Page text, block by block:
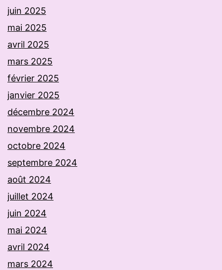
juin 2025
mai 2025
avril 2025
mars 2025
février 2025
janvier 2025
décembre 2024
novembre 2024
octobre 2024
septembre 2024
août 2024
juillet 2024
juin 2024
mai 2024
avril 2024
mars 2024